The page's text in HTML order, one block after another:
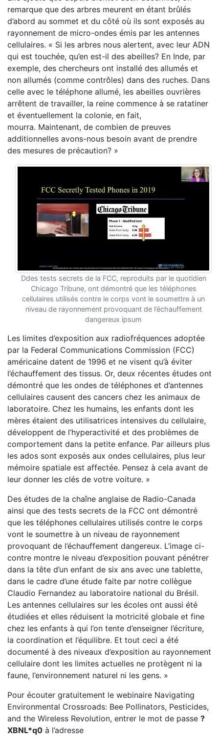
remarque que des arbres meurent en étant brûlés
d’abord au sommet et du côté où ils sont exposés au
rayonnement de micro-ondes émis par les antennes
cellulaires. « Si les arbres nous alertent, avec leur ADN
qui est touchée, qu’en est-il des abeilles? En Inde, par
exemple, des chercheurs ont installé des allumés et
non allumés (comme contrôles) dans des ruches. Dans
celle avec le téléphone allumé, les abeilles ouvrières
arrêtent de travailler, la reine commence à se ratatiner
et éventuellement la colonie, en fait,
mourra. Maintenant, de combien de preuves
additionnelles avons-nous besoin avant de prendre
des mesures de précaution? »
Ddes tests secrets de la FCC, reproduits par le quotidien
Chicago Tribune, ont démontré que les téléphones
cellulaires utilisés contre le corps vont le soumettre à un
niveau de rayonnement provoquant de l’échauffement
dangereux ipsum
Les limites d’exposition aux radiofréquences adoptée
par la Federal Communications Commission (FCC)
américaine datent de 1996 et ne visent qu’à éviter
l’échauffement des tissus. Or, deux récentes études ont
démontré que les ondes de téléphones et d’antennes
cellulaires causent des cancers chez les animaux de
laboratoire. Chez les humains, les enfants dont les
mères étaient des utilisatrices intensives du cellulaire,
développent de l’hyperactivité et des problèmes de
comportement dans la petite enfance. Par ailleurs plus
les ados sont exposés aux ondes cellulaires, plus leur
mémoire spatiale est affectée. Pensez à cela avant de
leur donner les clés de votre voiture. »
Des études de la chaîne anglaise de Radio-Canada
ainsi que des tests secrets de la FCC ont démontré
que les téléphones cellulaires utilisés contre le corps
vont le soumettre à un niveau de rayonnement
provoquant de l’échauffement dangereux. L’image ci-
contre montre le niveau d’exposition pouvant pénétrer
dans la tête d’un enfant de six ans avec une tablette,
dans le cadre d’une étude faite par notre collègue
Claudio Fernandez au laboratoire national du Brésil.
Les antennes cellulaires sur les écoles ont aussi été
étudiées et elles réduisent la motricité globale et fine
chez les enfants à qui l’on tente d’enseigner l’écriture,
la coordination et l’équilibre. Et tout ceci a été
documenté à des niveaux d’exposition au rayonnement
cellulaire dont les limites actuelles ne protègent ni la
faune, l’environnement naturel ni les gens. »
Pour écouter gratuitement le webinaire Navigating
Environmental Crossroads: Bee Pollinators, Pesticides,
and the Wireless Revolution, entrer le mot de passe ?
XBNL*q0 à l’adresse